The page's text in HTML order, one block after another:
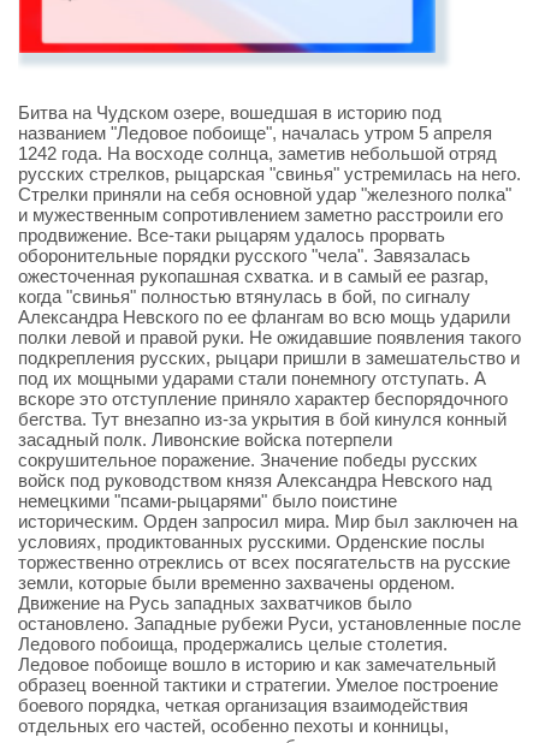
Битва на Чудском озере, вошедшая в историю под
названием "Ледовое побоище", началась утром 5 апреля
1242 года. На восходе солнца, заметив небольшой отряд
русских стрелков, рыцарская "свинья" устремилась на него.
Стрелки приняли на себя основной удар "железного полка"
и мужественным сопротивлением заметно расстроили его
продвижение. Все-таки рыцарям удалось прорвать
оборонительные порядки русского "чела". Завязалась
ожесточенная рукопашная схватка. и в самый ее разгар,
когда "свинья" полностью втянулась в бой, по сигналу
Александра Невского по ее флангам во всю мощь ударили
полки левой и правой руки. Не ожидавшие появления такого
подкрепления русских, рыцари пришли в замешательство и
под их мощными ударами стали понемногу отступать. А
вскоре это отступление приняло характер беспорядочного
бегства. Тут внезапно из-за укрытия в бой кинулся конный
засадный полк. Ливонские войска потерпели
сокрушительное поражение. Значение победы русских
войск под руководством князя Александра Невского над
немецкими "псами-рыцарями" было поистине
историческим. Орден запросил мира. Мир был заключен на
условиях, продиктованных русскими. Орденские послы
торжественно отреклись от всех посягательств на русские
земли, которые были временно захвачены орденом.
Движение на Русь западных захватчиков было
остановлено. Западные рубежи Руси, установленные после
Ледового побоища, продержались целые столетия.
Ледовое побоище вошло в историю и как замечательный
образец военной тактики и стратегии. Умелое построение
боевого порядка, четкая организация взаимодействия
отдельных его частей, особенно пехоты и конницы,